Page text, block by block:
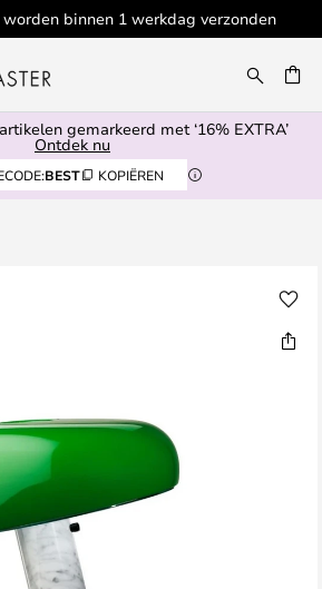
binnen 1 werkdag verzonden
gemarkeerd met ‘16% EXTRA’
Ontdek nu
BEST KOPIËREN